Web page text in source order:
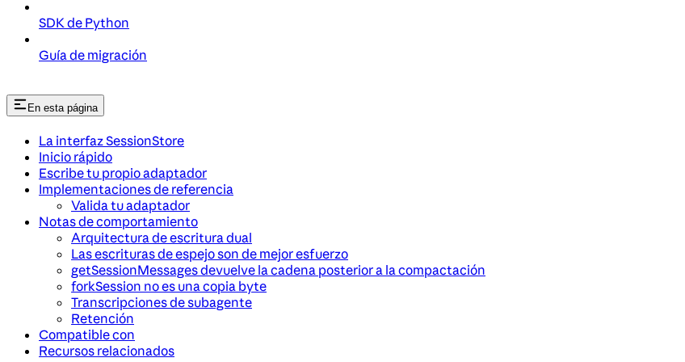
SDK de Python
Guía de migración
En esta página
La interfaz SessionStore
Inicio rápido
Escribe tu propio adaptador
Implementaciones de referencia
Valida tu adaptador
Notas de comportamiento
Arquitectura de escritura dual
Las escrituras de espejo son de mejor esfuerzo
getSessionMessages devuelve la cadena posterior a la compactación
forkSession no es una copia byte
Transcripciones de subagente
Retención
Compatible con
Recursos relacionados